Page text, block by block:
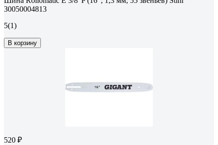
30050004813
5(1)
В корзину
520 ₽